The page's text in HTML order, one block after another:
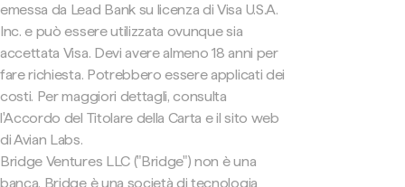
emessa da Lead Bank su licenza di Visa U.S.A.
Inc. e può essere utilizzata ovunque sia
accettata Visa. Devi avere almeno 18 anni per
fare richiesta. Potrebbero essere applicati dei
costi. Per maggiori dettagli, consulta
l'Accordo del Titolare della Carta e il sito web
di Avian Labs.
Bridge Ventures LLC ("Bridge") non è una
banca. Bridge è una società di tecnologia